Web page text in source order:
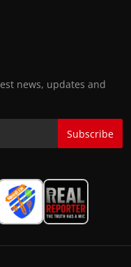
news, updates and
Subscribe